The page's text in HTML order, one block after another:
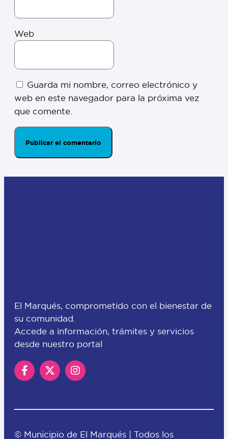
Web
Guarda mi nombre, correo electrónico y
web en este navegador para la próxima vez
que comente.
El Marqués, comprometido con el bienestar de
su comunidad.
Accede a información, trámites y servicios
desde nuestro portal
© Municipio de El Marqués | Todos los